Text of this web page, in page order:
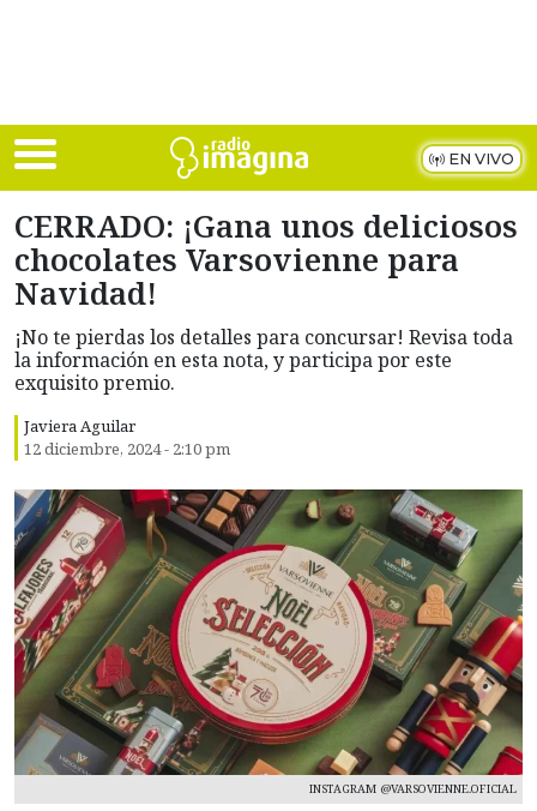
EN VIVO
CERRADO: ¡Gana unos deliciosos
chocolates Varsovienne para
Navidad!
¡No te pierdas los detalles para concursar! Revisa toda
la información en esta nota, y participa por este
exquisito premio.
Javiera Aguilar
12 diciembre, 2024 - 2:10 pm
INSTAGRAM @VARSOVIENNE.OFICIAL